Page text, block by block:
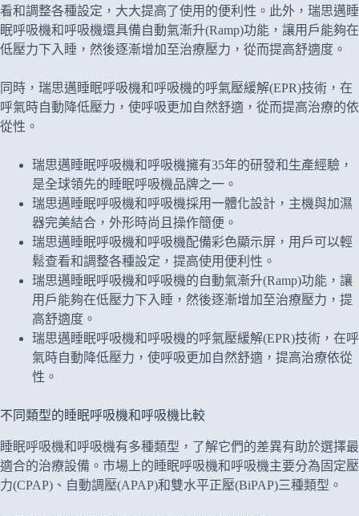
看和調整各種設定，大大提高了使用的便利性。此外，瑞思邁睡
眠呼吸機和呼吸機還具備自動氣漸升(Ramp)功能，讓用戶能夠在
低壓力下入睡，然後逐漸增加至治療壓力，從而提高舒適度。
同時，瑞思邁睡眠呼吸機和呼吸機的呼氣壓緩解(EPR)技術，在
呼氣時自動降低壓力，使呼吸更加自然舒適，從而提高治療的依
從性。
瑞思邁睡眠呼吸機和呼吸機擁有35年的研發和生產經驗，
是全球領先的睡眠呼吸機品牌之一。
瑞思邁睡眠呼吸機和呼吸機採用一體化設計，主機與加濕
器完美結合，外形時尚且操作簡便。
瑞思邁睡眠呼吸機和呼吸機配備彩色顯示屏，用戶可以輕
鬆查看和調整各種設定，提高使用便利性。
瑞思邁睡眠呼吸機和呼吸機的自動氣漸升(Ramp)功能，讓
用戶能夠在低壓力下入睡，然後逐漸增加至治療壓力，提
高舒適度。
瑞思邁睡眠呼吸機和呼吸機的呼氣壓緩解(EPR)技術，在呼
氣時自動降低壓力，使呼吸更加自然舒適，提高治療依從
性。
不同類型的睡眠呼吸機和呼吸機比較
睡眠呼吸機和呼吸機有多種類型，了解它們的差異有助於選擇最
適合的治療設備。市場上的睡眠呼吸機和呼吸機主要分為固定壓
力(CPAP)、自動調壓(APAP)和雙水平正壓(BiPAP)三種類型。